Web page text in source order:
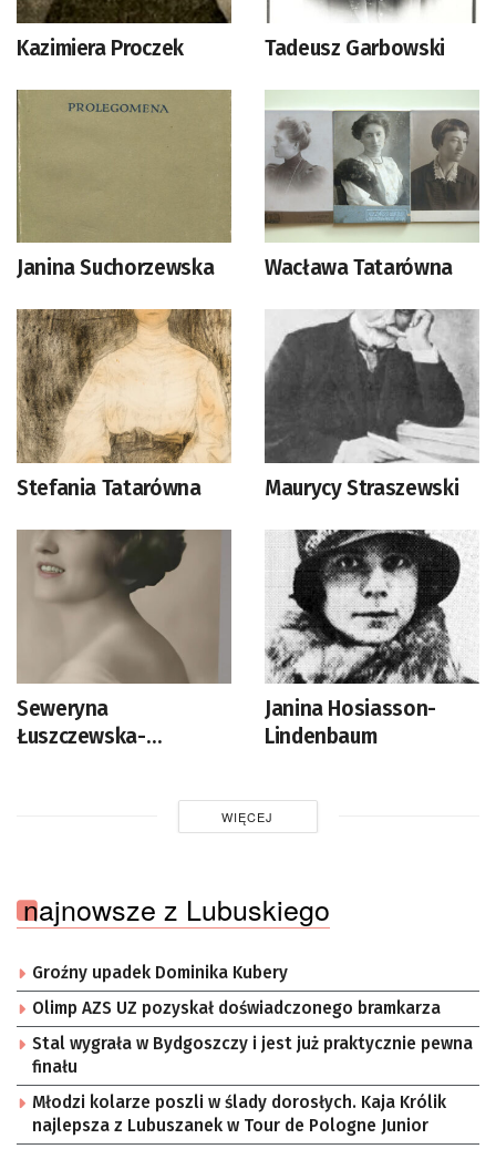
Kazimiera Proczek Tadeusz Garbowski
Janina Suchorzewska Wacława Tatarówna
Stefania Tatarówna Maurycy Straszewski
Seweryna
Łuszczewska-
Janina Hosiasson-
Lindenbaum
WIĘCEJ
najnowsze z Lubuskiego
Groźny upadek Dominika Kubery
Olimp AZS UZ pozyskał doświadczonego bramkarza
Stal wygrała w Bydgoszczy i jest już praktycznie pewna
finału
Młodzi kolarze poszli w ślady dorosłych. Kaja Królik
najlepsza z Lubuszanek w Tour de Pologne Junior